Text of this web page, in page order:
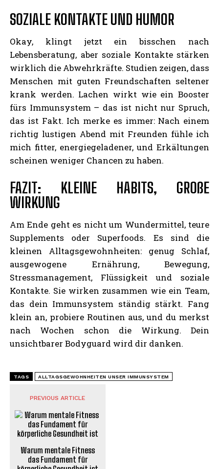
SOZIALE KONTAKTE UND HUMOR
Okay, klingt jetzt ein bisschen nach
Lebensberatung, aber soziale Kontakte stärken
wirklich die Abwehrkräfte. Studien zeigen, dass
Menschen mit guten Freundschaften seltener
krank werden. Lachen wirkt wie ein Booster
fürs Immunsystem – das ist nicht nur Spruch,
das ist Fakt. Ich merke es immer: Nach einem
richtig lustigen Abend mit Freunden fühle ich
mich fitter, energiegeladener, und Erkältungen
scheinen weniger Chancen zu haben.
FAZIT: KLEINE HABITS, GROßE
WIRKUNG
Am Ende geht es nicht um Wundermittel, teure
Supplements oder Superfoods. Es sind die
kleinen Alltagsgewohnheiten: genug Schlaf,
ausgewogene Ernährung, Bewegung,
Stressmanagement, Flüssigkeit und soziale
Kontakte. Sie wirken zusammen wie ein Team,
das dein Immunsystem ständig stärkt. Fang
klein an, probiere Routinen aus, und du merkst
nach Wochen schon die Wirkung. Dein
unsichtbarer Bodyguard wird dir danken.
TAGS ALLTAGSGEWOHNHEITEN UNSER IMMUNSYSTEM
PREVIOUS ARTICLE
Warum mentale Fitness
das Fundament für